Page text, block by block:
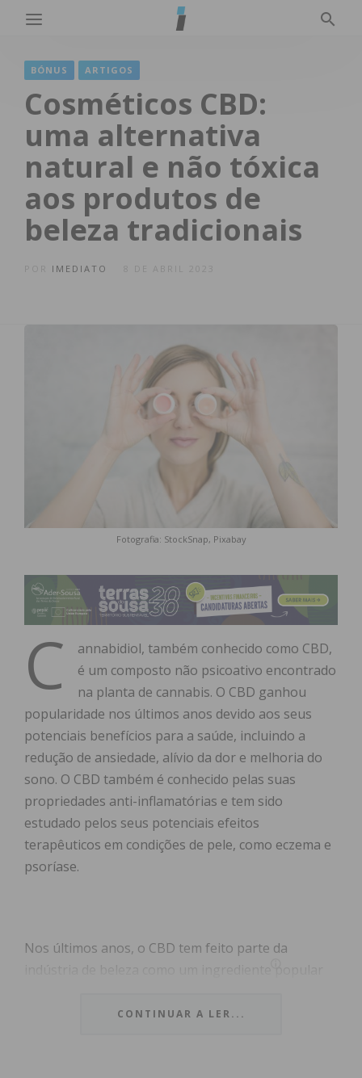
BÓNUS ARTIGOS
Cosméticos CBD:
uma alternativa
natural e não tóxica
aos produtos de
beleza tradicionais
IMEDIATO 8 DE ABRIL 2023
Fotografia: StockSnap, Pixabay
C
annabidiol, também conhecido como CBD,
é um composto não psicoativo encontrado
na planta de cannabis. O CBD ganhou
popularidade nos últimos anos devido aos seus
potenciais benefícios para a saúde, incluindo a
redução de ansiedade, alívio da dor e melhoria do
sono. O CBD também é conhecido pelas suas
propriedades anti-inflamatórias e tem sido
estudado pelos seus potenciais efeitos
terapêuticos em condições de pele, como eczema e
psoríase.
Nos últimos anos, o CBD tem feito parte da
cosméticos. Cremes, soros, máscaras faciais e
CONTINUAR A LER...